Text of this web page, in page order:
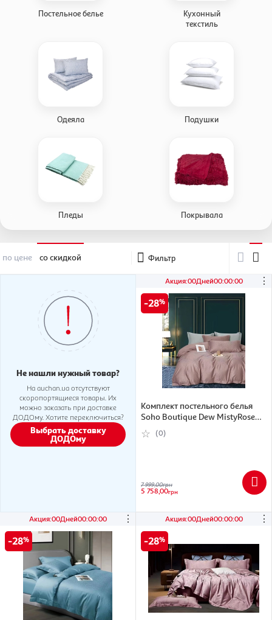
Постельное белье
Кухонный
текстиль
Одеяла Подушки
Пледы Покрывала
по цене со скидкой Фильтр
Не нашли нужный товар?
На auchan.ua отсутствуют
скоропортящиеся товары. Их
можно заказать при доставке
ДОДОму. Хотите переключиться?
Выбрать доставку
ДОДОму
Акция:00Дней00:00:00
⋮
28
Комплект постельного белья
Soho Boutique Dew MistyRose
Сатин жаккард Евро (6993998)
(0)
7 999,00грн
5 758,00грн
Акция:00Дней00:00:00
⋮
28
Акция:00Дней00:00:00
⋮
28